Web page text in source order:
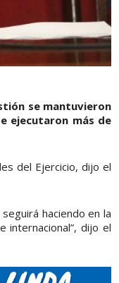
se mantuvieron
ejecutaron más de
del Ejercicio, dijo el
haciendo en la
internacional”, dijo el